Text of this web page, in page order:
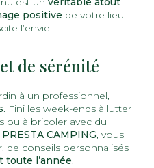
positive de votre lieu
l’envie.
de sérénité
à un professionnel,
. Fini les week-ends à lutter
ou à bricoler avec du
CAMPING, vous
de conseils personnalisés
toute l’année.